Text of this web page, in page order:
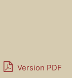
Version PDF